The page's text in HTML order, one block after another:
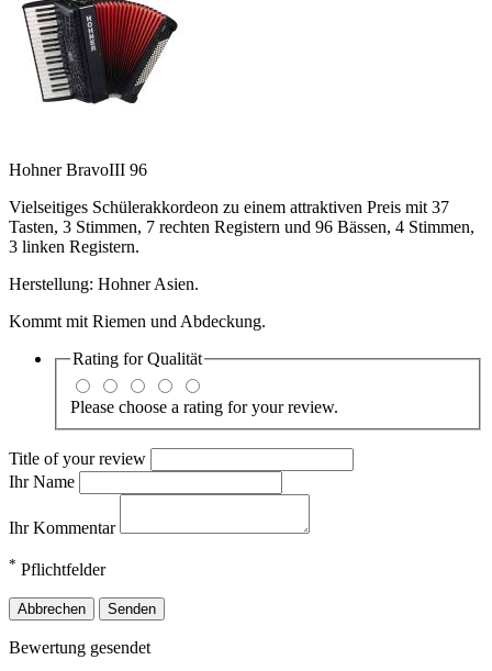
Hohner BravoIII 96
Vielseitiges Schülerakkordeon zu einem attraktiven Preis mit 37
Tasten, 3 Stimmen, 7 rechten Registern und 96 Bässen, 4 Stimmen,
3 linken Registern.
Herstellung: Hohner Asien.
Kommt mit Riemen und Abdeckung.
Rating forQualität
Please choose a rating for your review.
Title of your review
Ihr Name
Ihr Kommentar
* Pflichtfelder
Abbrechen Senden
Bewertung gesendet